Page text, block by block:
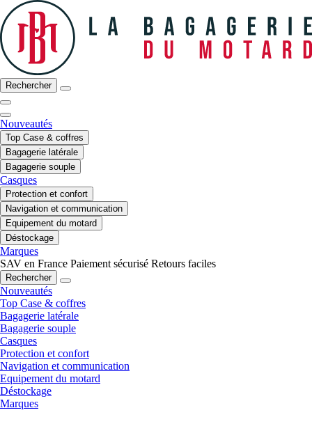
Rechercher
Nouveautés
Top Case & coffres
Bagagerie latérale
Bagagerie souple
Casques
Protection et confort
Navigation et communication
Equipement du motard
Déstockage
Marques
SAV en France Paiement sécurisé Retours faciles
Rechercher
Nouveautés
Top Case & coffres
Bagagerie latérale
Bagagerie souple
Casques
Protection et confort
Navigation et communication
Equipement du motard
Déstockage
Marques